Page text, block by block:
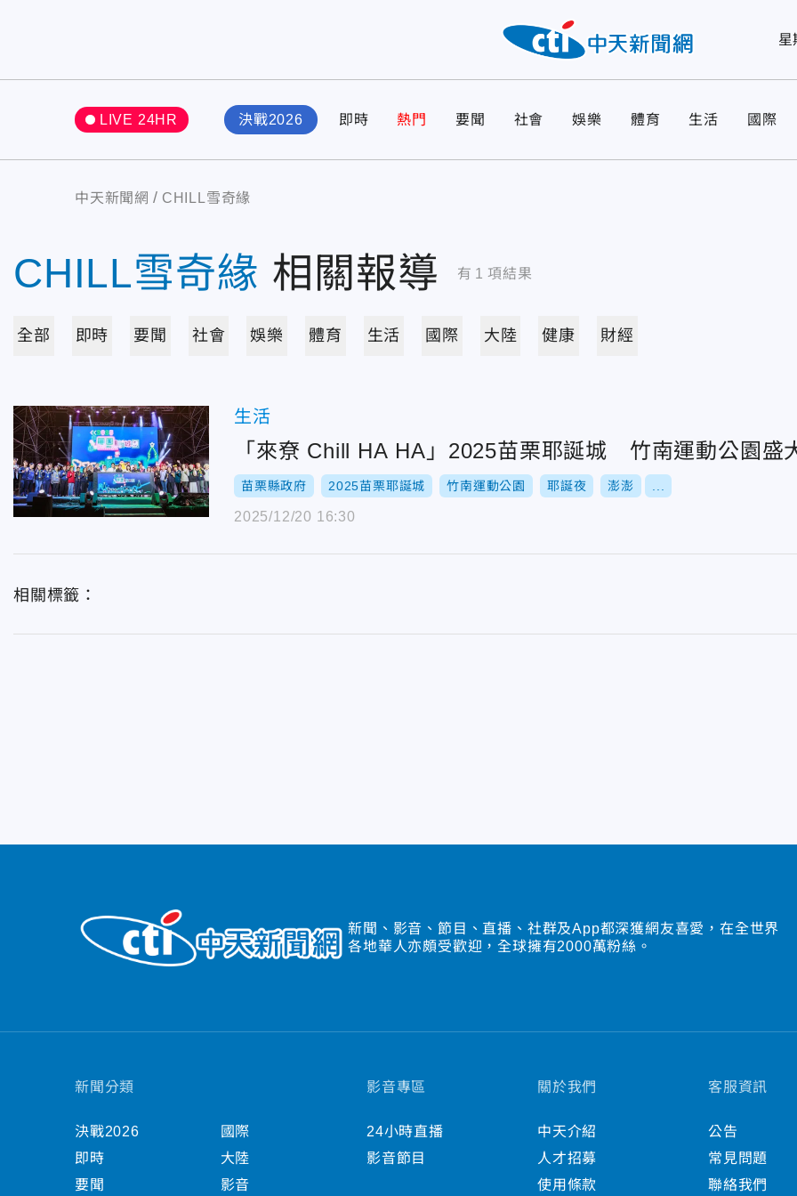
星
LIVE 24HR 決戰2026 即時 熱門 要聞 社會 娛樂 體育 生活 國際
中天新聞網 CHILL雪奇緣
CHILL雪奇緣 相關報導 有 1 項結果
全部 即時 要聞 社會 娛樂 體育 生活 國際 大陸 健康 財經
生活
「來尞 Chill HA HA」2025苗栗耶誕城 竹南運動公園盛
苗栗縣政府 2025苗栗耶誕城 竹南運動公園 耶誕夜 澎澎
2025/12/20 16:30
相關標籤：
新聞、影音、節目、直播、社群及App都深獲網友喜愛，在全世界
各地華人亦頗受歡迎，全球擁有2000萬粉絲。
新聞分類
決戰2026
即時
要聞
國際
大陸
影音
影音專區
24小時直播
影音節目
關於我們
中天介紹
人才招募
使用條款
客服資訊
公告
常見問題
聯絡我們